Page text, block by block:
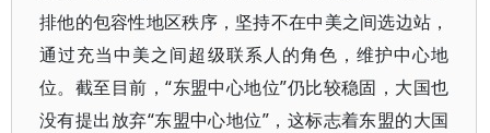
排他的包容性地区秩序，坚持不在中美之间选边站，
通过充当中美之间超级联系人的角色，维护中心地
位。截至目前，“东盟中心地位”仍比较稳固，大国也
没有提出放弃“东盟中心地位”，这标志着东盟的大国